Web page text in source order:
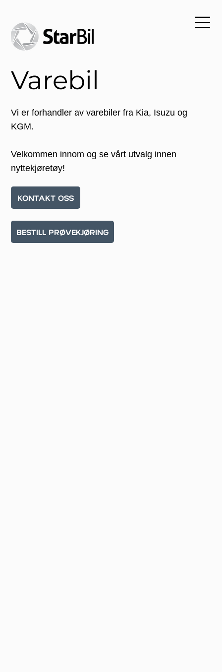
Varebil
Vi er forhandler av varebiler fra Kia, Isuzu og
KGM.
Velkommen innom og se vårt utvalg innen
nyttekjøretøy!
BESTILL PRØVEKJØRING